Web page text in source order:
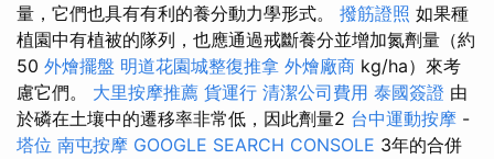
量，它們也具有有利的養分動力學形式。 撥筋證照 如果種
植園中有植被的隊列，也應通過戒斷養分並增加氮劑量（約
50 外燴擺盤 明道花園城整復推拿 外燴廠商 kg/ha）來考
慮它們。 大里按摩推薦 貨運行 清潔公司費用 泰國簽證 由
於磷在土壤中的遷移率非常低，因此劑量2 台中運動按摩 -
塔位 南屯按摩 GOOGLE SEARCH CONSOLE 3年的合併